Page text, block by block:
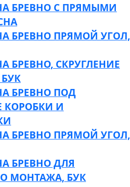
БРЕВНО С ПРЯМЫМИ
БРЕВНО ПРЯМОЙ УГОЛ,
БРЕВНО, СКРУГЛЕНИЕ
БРЕВНО ПОД
КОРОБКИ И
БРЕВНО ПРЯМОЙ УГОЛ,
БРЕВНО ДЛЯ
МОНТАЖА, БУК